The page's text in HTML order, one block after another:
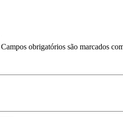
Campos obrigatórios são marcados